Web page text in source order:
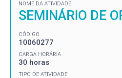
NOME DA ATIVIDADE
SEMINÁRIO DE
CÓDIGO
10060277
CARGA HORÁRIA
30 horas
TIPO DE ATIVIDADE